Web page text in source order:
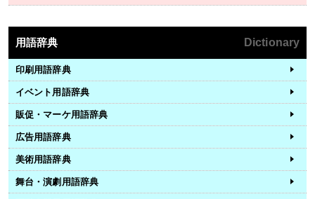
用語辞典 Dictionary
印刷用語辞典
イベント用語辞典
販促・マーケ用語辞典
広告用語辞典
美術用語辞典
舞台・演劇用語辞典